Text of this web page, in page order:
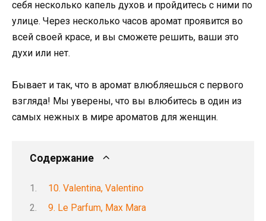
себя несколько капель духов и пройдитесь с ними по
улице. Через несколько часов аромат проявится во
всей своей красе, и вы сможете решить, ваши это
духи или нет.
Бывает и так, что в аромат влюбляешься с первого
взгляда! Мы уверены, что вы влюбитесь в один из
самых нежных в мире ароматов для женщин.
Содержание
10. Valentina, Valentino
9. Le Parfum, Max Mara